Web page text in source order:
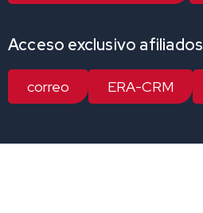
Acceso exclusivo afiliados
correo ERA-CRM